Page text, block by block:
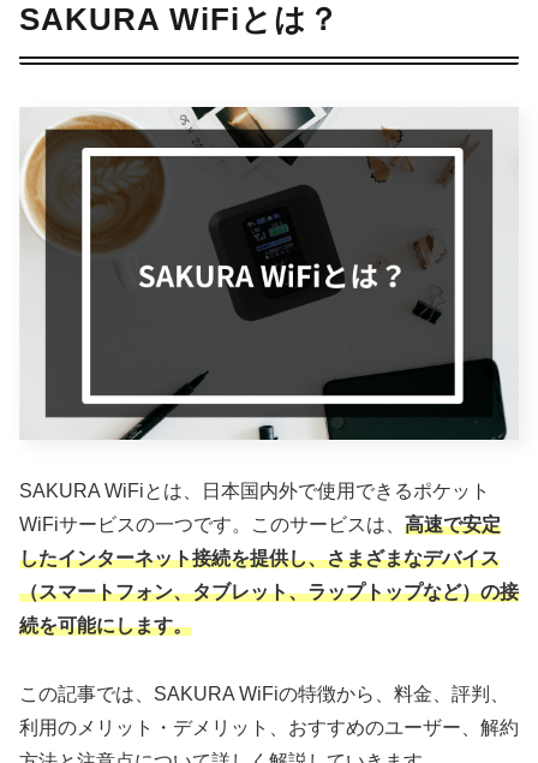
SAKURA WiFiとは？
SAKURA WiFiとは、日本国内外で使用できるポケット
WiFiサービスの一つです。このサービスは、 高速で安定
したインターネット接続を提供し、さまざまなデバイス
（スマートフォン、タブレット、ラップトップなど）の接
続を可能にします。
この記事では、SAKURA WiFiの特徴から、料金、評判、
利用のメリット・デメリット、おすすめのユーザー、解約